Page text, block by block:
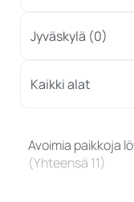
Jyväskylä (0)
Kaikki alat
Avoimia paikkoja
(Yhteensä 11)